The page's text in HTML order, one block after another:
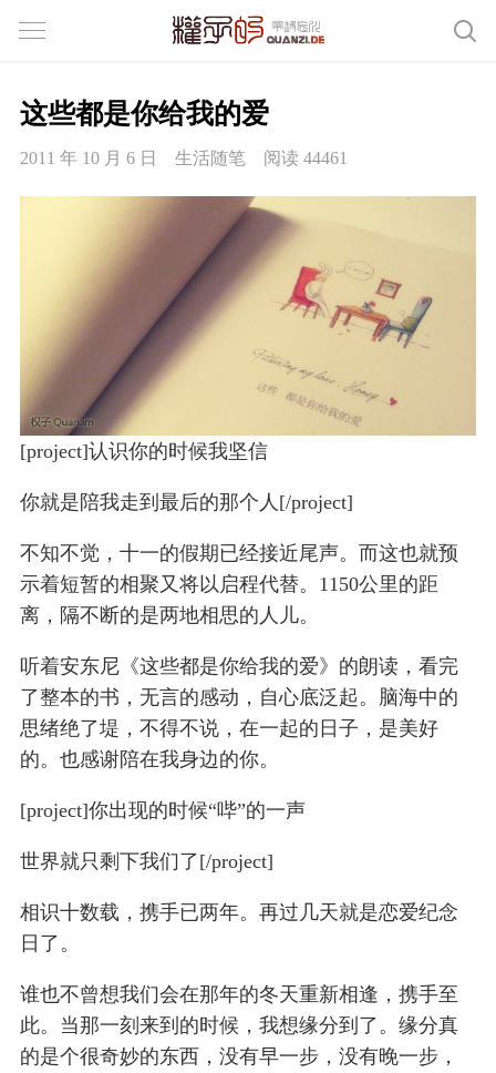
这些都是你给我的爱
2011 年 10 月 6 日 生活随笔 阅读 44461
[project]认识你的时候我坚信
你就是陪我走到最后的那个人[/project]
不知不觉，十一的假期已经接近尾声。而这也就预
示着短暂的相聚又将以启程代替。1150公里的距
离，隔不断的是两地相思的人儿。
听着安东尼《这些都是你给我的爱》的朗读，看完
了整本的书，无言的感动，自心底泛起。脑海中的
思绪绝了堤，不得不说，在一起的日子，是美好
的。也感谢陪在我身边的你。
[project]你出现的时候“哔”的一声
世界就只剩下我们了[/project]
相识十数载，携手已两年。再过几天就是恋爱纪念
日了。
谁也不曾想我们会在那年的冬天重新相逢，携手至
此。当那一刻来到的时候，我想缘分到了。缘分真
的是个很奇妙的东西，没有早一步，没有晚一步，